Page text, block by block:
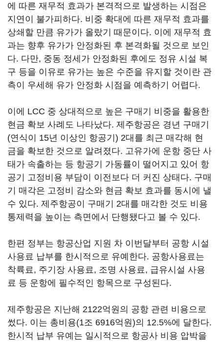
에 따른 재무적 효과가 본격적으로 발생하는 시점은
지연이 불가피하다. 비중 확대에 따른 재무적 효과를
상쇄할 만큼 유가가 올랐기 때문이다. 이에 재무적 효
과는 향후 유가가 안정화된 후 본격화될 것으로 보인
다. 다만, 중동 정세가 안정화된 후에도 정유 시설 복
구 등을 이유로 유가는 높은 수준을 유지할 것이란 관
측이 우세해 유가 안정화 시점을 예측하기 어렵다.
이에 LCC 중 상대적으로 높은 구매기 비중을 활용한
현금 확보 사례도 나타났다. 제주항공은 경년 구매기
(연식이 15년 이상인 항공기) 2대를 최근 매각해 현
금을 확보한 것으로 알려졌다. 고유가에 운항 중단 사
태가 속출하는 등 항공기 가동률이 떨어지고 있어 항
공기 고정비용 부담이 이전보다 더 커진 상태다. 구매
기 매각은 고정비 감소와 현금 확보 효과를 동시에 낼
수 있다. 제주항공이 구매기 2대를 매각한 것도 비용
통제력을 높이는 측면에서 단행됐다고 볼 수 있다.
한편 정부는 항공산업 지원 차 이번달부터 공항 시설
사용료 납부를 한시적으로 유예한다. 공항사용료는
착륙료, 주기장 사용료, 조명 사용료, 급유시설 사용
료 등 운항에 필수적인 항목으로 구성된다.
제주항공은 지난해 2122억원의 공항 관련 비용으로
썼다. 이는 총비용(1조 6916억원)의 12.5%에 달한다.
한시적 납부 유예는 일시적으로 항공사 비용 압박을